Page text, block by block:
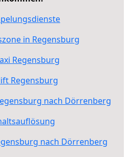
in Regensburg
Regensburg
Regensburg
nach Dörrenberg
nach Dörrenberg